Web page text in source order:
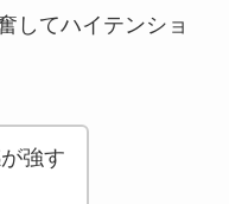
してハイテンショ
強す